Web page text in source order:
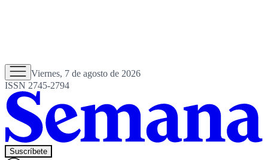
Viernes, 7 de agosto de 2026
ISSN 2745-2794
Suscríbete